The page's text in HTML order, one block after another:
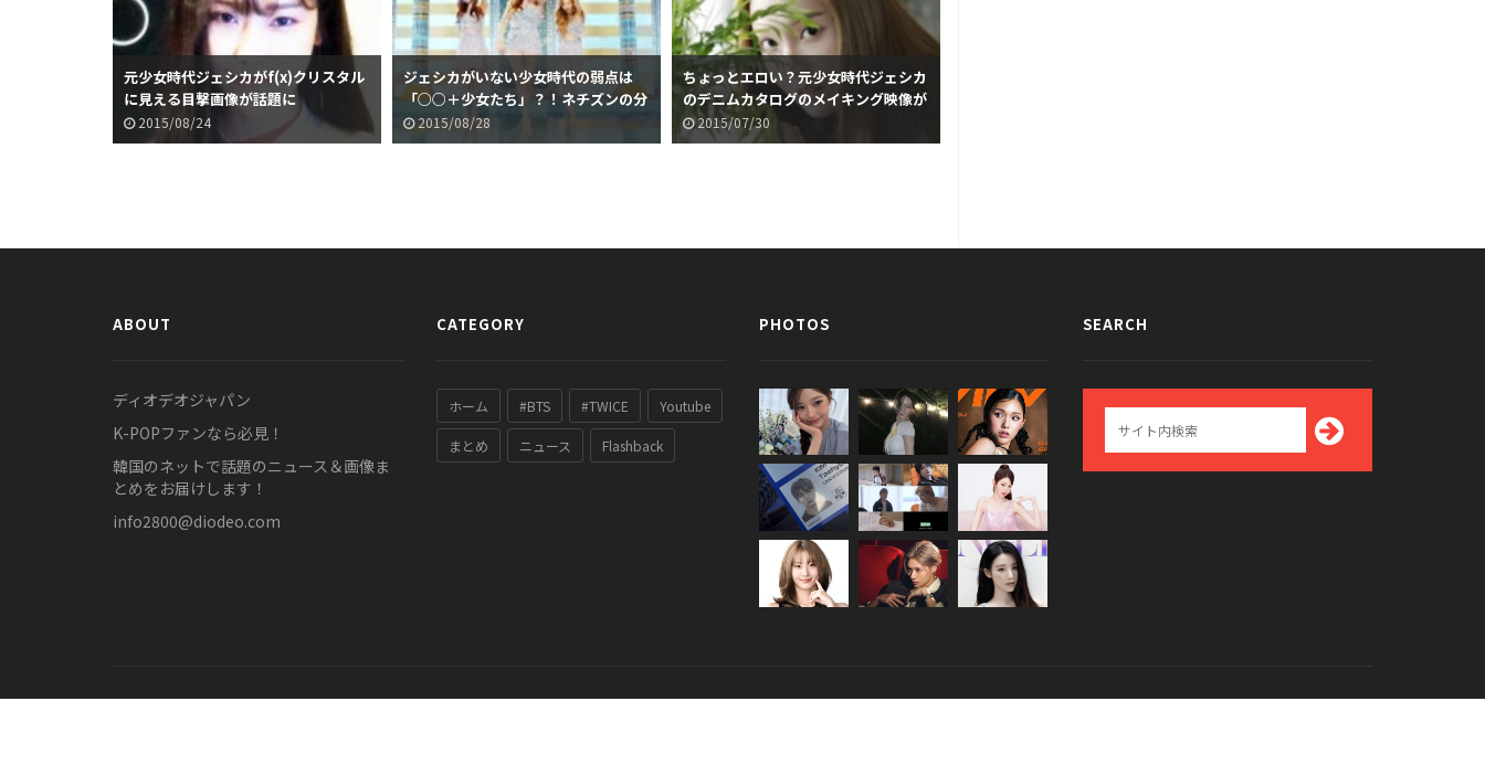
元少女時代ジェシカがf(x)クリスタル
に見える目撃画像が話題に
2015/08/24
ジェシカがいない少女時代の弱点は
「○○＋少女たち」？！ネチズンの分
析が話題に
2015/08/28
ちょっとエロい？元少女時代ジェシカ
のデニムカタログのメイキング映像が
話題に
2015/07/30
ABOUT
ディオデオジャパン
K-POPファンなら必見！
韓国のネットで話題のニュース＆画像ま
とめをお届けします！
info2800@diodeo.com
CATEGORY
ホーム #BTS #TWICE Youtube
まとめ ニュース Flashback
PHOTOS SEARCH